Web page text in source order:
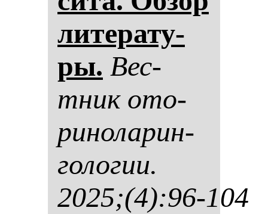
ли­те­ра­ту­
ры. Вес­
тник ото­
ри­но­ла­рин­
го­ло­гии.
2025;(4):96-104